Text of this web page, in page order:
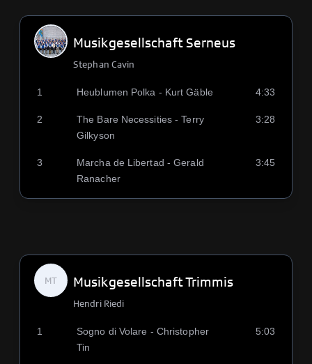
Musikgesellschaft Serneus
Stephan Cavin
1 Heublumen Polka - Kurt Gäble 4:33
2
The Bare Necessities - Terry
Gilkyson
3:28
3
Marcha de Libertad - Gerald
Ranacher
3:45
MT Musikgesellschaft Trimmis
Hendri Riedi
1
Sogno di Volare - Christopher
Tin
5:03